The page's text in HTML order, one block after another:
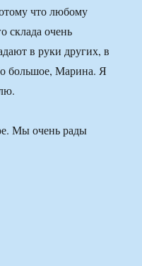
что любому
склада очень
в руки других, в
большое, Марина. Я
Мы очень рады